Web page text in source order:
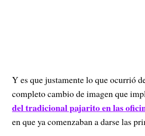
Y es que justamente lo que ocurrió
completo cambio de imagen que
del tradicional pajarito en las
en que ya comenzaban a darse las